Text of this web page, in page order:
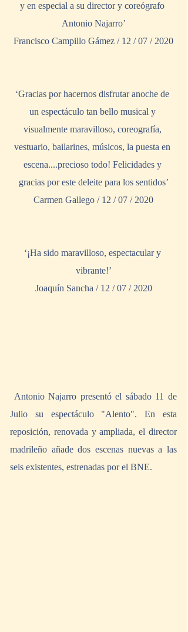
y en especial a su director y coreógrafo
Antonio Najarro’
Francisco Campillo Gámez / 12 / 07 / 2020
‘Gracias por hacernos disfrutar anoche de
un espectáculo tan bello musical y
visualmente maravilloso, coreografía,
vestuario, bailarines, músicos, la puesta en
escena....precioso todo! Felicidades y
gracias por este deleite para los sentidos’
Carmen Gallego / 12 / 07 / 2020
‘¡Ha sido maravilloso, espectacular y
vibrante!’
Joaquín Sancha / 12 / 07 / 2020
Julio su espectáculo "Alento". En esta
reposición, renovada y ampliada, el director
madrileño añade dos escenas nuevas a las
seis existentes, estrenadas por el BNE.